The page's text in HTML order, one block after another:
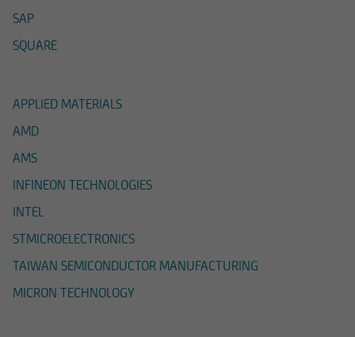
SAP
SQUARE
APPLIED MATERIALS
AMD
AMS
INFINEON TECHNOLOGIES
INTEL
STMICROELECTRONICS
TAIWAN SEMICONDUCTOR MANUFACTURING
MICRON TECHNOLOGY
alcun preavviso.
diritto d'uso e, pertanto, non è consentito
senza preventiva autorizzazione scritta.
cura che le informazioni che vengono pubblicate
attendibili; la medesima non potrà in ogni caso
essere ritenuta responsabile per l'eventuale non